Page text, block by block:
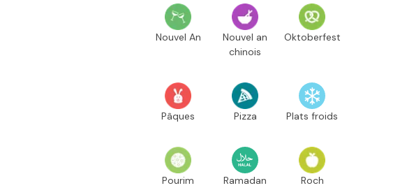
Nouvel An
Nouvel an
chinois
Oktoberfest
Pâques Pizza Plats froids
Pourim Ramadan Roch